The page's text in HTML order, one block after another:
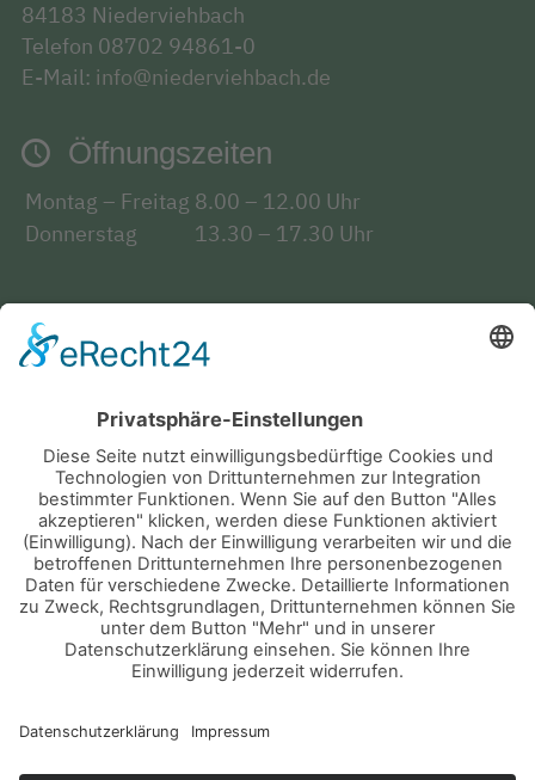
84183 Niederviehbach
Telefon 08702 94861-0
E-Mail: info@niederviehbach.de
Öffnungszeiten
Montag – Freitag 8.00 – 12.00 Uhr
Donnerstag
13.30 – 17.30 Uhr
Bürgerservice
Fundsachen
Notruf
Abfallentsorgung